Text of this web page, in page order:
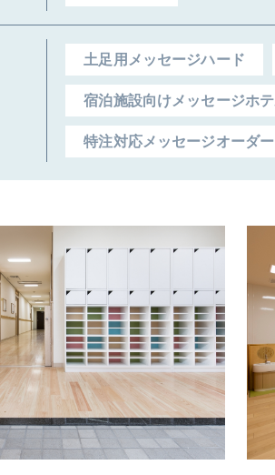
土足用メッセージハード
宿泊施設向けメッセージホ
特注対応メッセージオーダー